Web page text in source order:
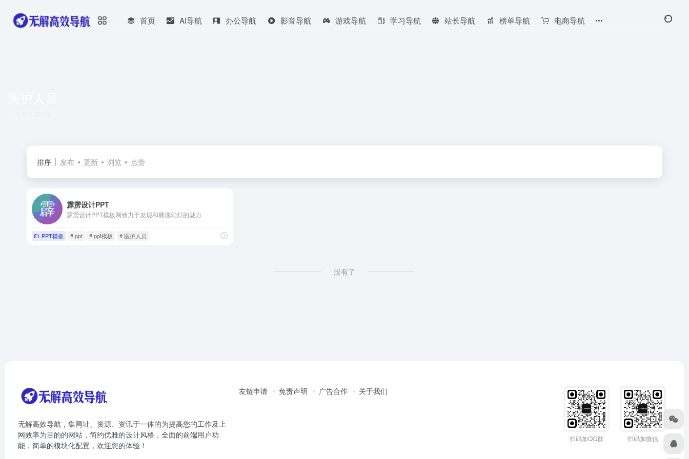
首页 AI导航 办公导航 影音导航 游戏导航 学习导航 站长导航 榜单导航 电商导航
排序 发布 更新 浏览 点赞
霹雳设计PPT
霹雳设计PPT模板网致力于发现和展现幻灯的魅力
PPT模板 # ppt # ppt模板 # 医护人员
没有了
无解高效导航，集网址、资源、资讯于一体的为提高您的工作及上
网效率为目的的网站，简约优雅的设计风格，全面的前端用户功
能，简单的模块化配置，欢迎您的体验！
友链申请 免责声明 广告合作 关于我们
扫码加QQ群 扫码加微信